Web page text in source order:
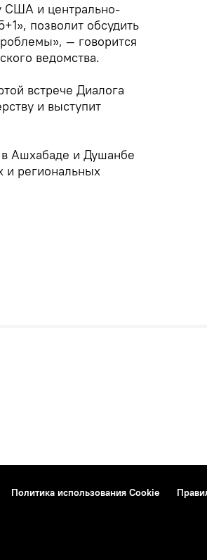
США и центрально-
позволит обсудить
— говорится
ведомства.
встрече Диалога
и выступит
в Ашхабаде и Душанбе
и региональных
Политика использования Cookie